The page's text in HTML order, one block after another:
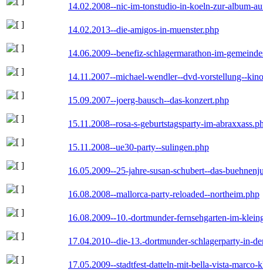
14.02.2008--nic-im-tonstudio-in-koeln-zur-album-
14.02.2013--die-amigos-in-muenster.php
14.06.2009--benefiz-schlagermarathon-im-
14.11.2007--michael-wendler--dvd-vorstellung--
15.09.2007--joerg-bausch--das-konzert.php
15.11.2008--rosa-s-geburtstagsparty-im-
15.11.2008--ue30-party--sulingen.php
16.05.2009--25-jahre-susan-schubert--das-
16.08.2008--mallorca-party-reloaded--northeim.php
16.08.2009--10.-dortmunder-fernsehgarten-im-
17.04.2010--die-13.-dortmunder-schlagerparty-in-
17.05.2009--stadtfest-datteln-mit-bella-vista-marco-